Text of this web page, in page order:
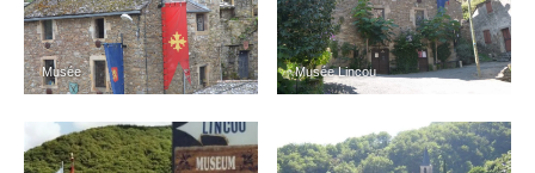
Musée Musée Lincou